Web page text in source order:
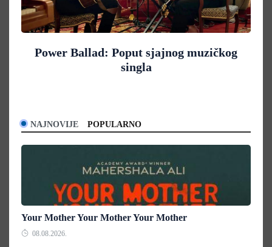
Power Ballad: Poput sjajnog muzičkog
singla
NAJNOVIJE POPULARNO
Your Mother Your Mother Your Mother
08.08.2026.